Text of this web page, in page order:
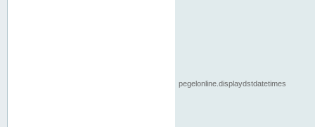
pegelonline.displaydstdatetimes